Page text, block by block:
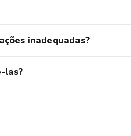
inadequadas?
las?